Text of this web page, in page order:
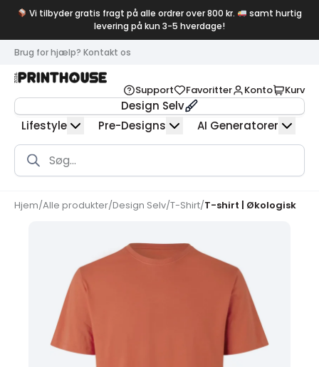
Vi tilbyder gratis fragt på alle ordrer over 800 kr.
samt hurtig
levering på kun 3-5 hverdage!
Brug for hjælp? Kontakt os
Support Favoritter Konto Kurv
Design Selv
Lifestyle
Pre-Designs AI Generatorer
Products
search
Hjem/Alle produkter/Design Selv/T-Shirt/T-shirt | Økologisk